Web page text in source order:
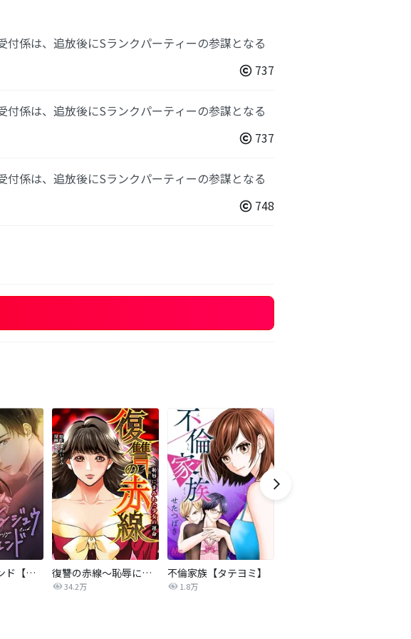
係は、追放後にSランクパーティーの参謀となる
737
係は、追放後にSランクパーティーの参謀となる
737
係は、追放後にSランクパーティーの参謀となる
748
シンジュウエンド【タテヨミ】 復讐の赤線～恥辱にまみれた少女の運命～【タテヨミ】
34.2万
不倫家族【タテヨミ】
1.8万